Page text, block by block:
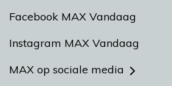
Facebook MAX Vandaag
Instagram MAX Vandaag
MAX op sociale media